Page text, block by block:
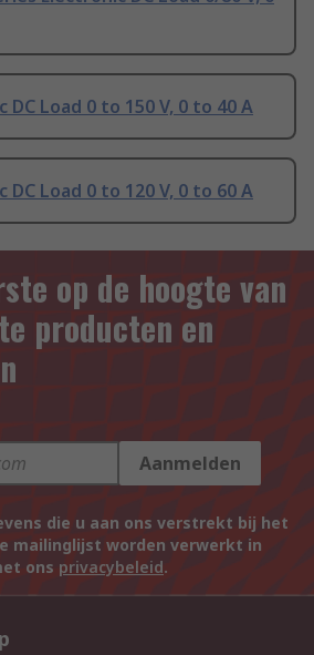
DC Load 0 to 150 V, 0 to 40 A
DC Load 0 to 120 V, 0 to 60 A
op de hoogte van
producten en
Aanmelden
die u aan ons verstrekt bij het
mailinglijst worden verwerkt in
ons privacybeleid.